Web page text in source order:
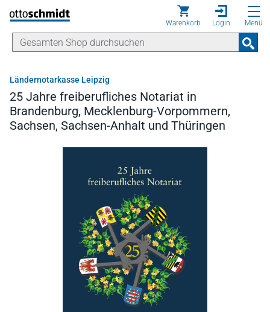
Direkt zum Inhalt
Warenkorb Login Menü
Ländernotarkasse Leipzig
25 Jahre freiberufliches Notariat in
Brandenburg, Mecklenburg-Vorpommern,
Sachsen, Sachsen-Anhalt und Thüringen